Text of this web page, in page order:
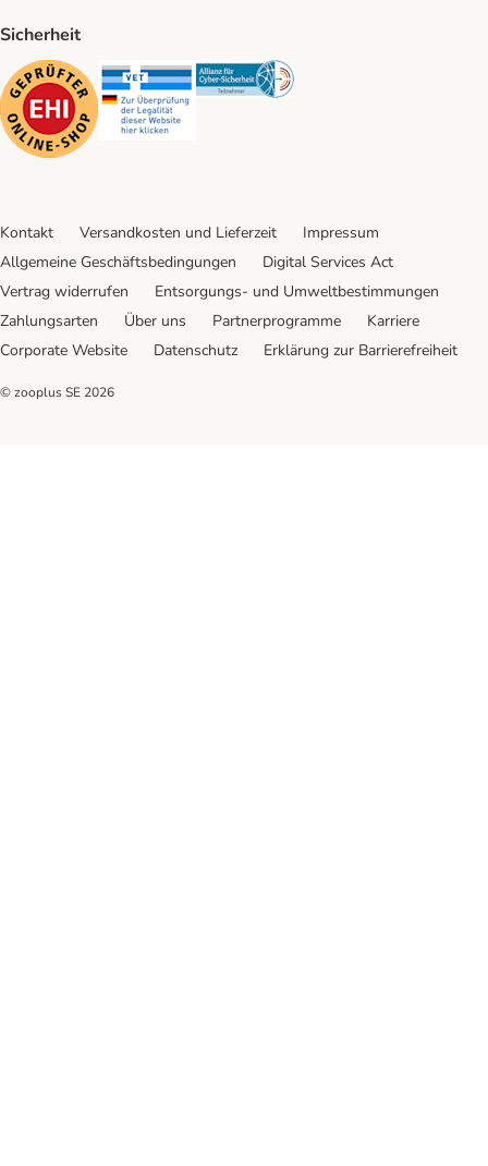
Sicherheit
Security Security Security
Kontakt Versandkosten und Lieferzeit
Impressum
Allgemeine Geschäftsbedingungen
Digital Services Act
Vertrag widerrufen
Entsorgungs- und Umweltbestimmungen
Zahlungsarten
Über uns Partnerprogramme
Karriere
Corporate Website
Datenschutz Erklärung zur Barrierefreiheit
© zooplus SE 2026